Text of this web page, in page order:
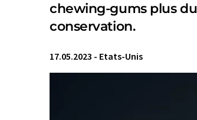
chewing-gums plus
conservation.
17.05.2023 - Etats-Unis